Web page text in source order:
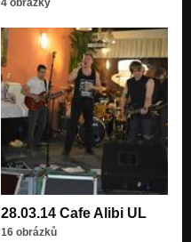
4 obrázky
28.03.14 Cafe Alibi UL
16 obrázků